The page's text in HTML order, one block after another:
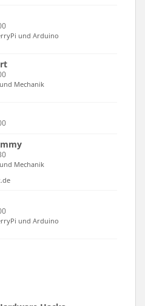
und Arduino
Mechanik
Mechanik
und Arduino